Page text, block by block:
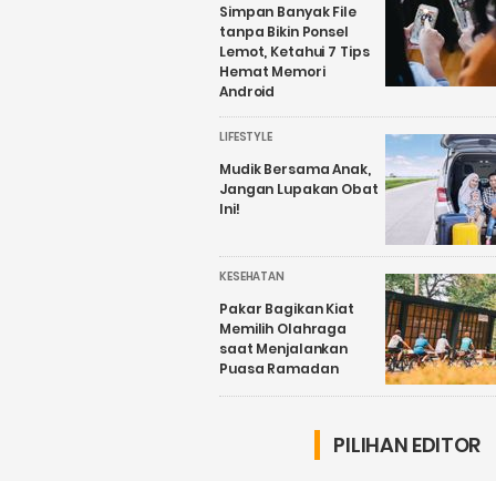
Simpan Banyak File
tanpa Bikin Ponsel
Lemot, Ketahui 7 Tips
Hemat Memori
Android
LIFESTYLE
Mudik Bersama Anak,
Jangan Lupakan Obat
Ini!
KESEHATAN
Pakar Bagikan Kiat
Memilih Olahraga
saat Menjalankan
Puasa Ramadan
PILIHAN EDITOR